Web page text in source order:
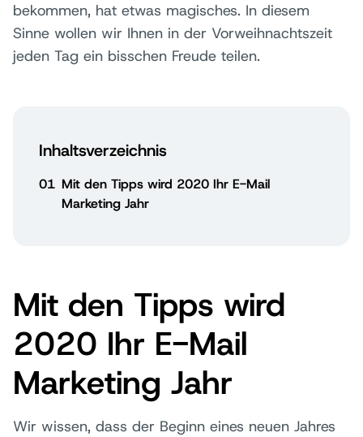
bekommen, hat etwas magisches. In diesem
Sinne wollen wir Ihnen in der Vorweihnachtszeit
jeden Tag ein bisschen Freude teilen.
Inhaltsverzeichnis
01 Mit den Tipps wird 2020 Ihr E-Mail
Marketing Jahr
Mit den Tipps wird
2020 Ihr E-Mail
Marketing Jahr
Wir wissen, dass der Beginn eines neuen Jahres